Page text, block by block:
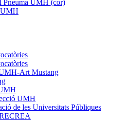
Pneuma UMH (cor)
UMH
Art Mustang
UMH
de les Universitats Públiques